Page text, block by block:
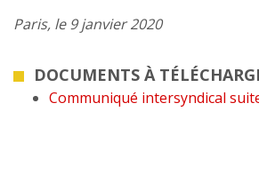
Paris, le 9 janvier 2020
DOCUMENTS À
Communiqué intersyndical